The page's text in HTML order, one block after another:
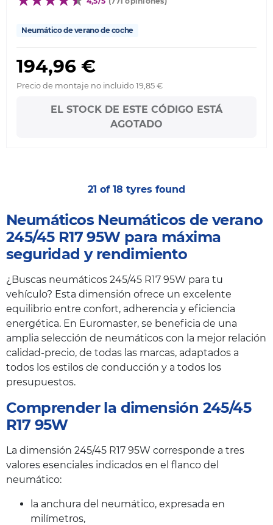
Neumático de verano de coche
194,96 €
Precio de montaje no incluido 19,85 €
EL STOCK DE ESTE CÓDIGO ESTÁ
AGOTADO
21 of 18 tyres found
Neumáticos Neumáticos de verano
245/45 R17 95W para máxima
seguridad y rendimiento
¿Buscas neumáticos 245/45 R17 95W para tu
vehículo? Esta dimensión ofrece un excelente
equilibrio entre confort, adherencia y eficiencia
energética. En Euromaster, se beneficia de una
amplia selección de neumáticos con la mejor relación
calidad-precio, de todas las marcas, adaptados a
todos los estilos de conducción y a todos los
presupuestos.
Comprender la dimensión 245/45
R17 95W
La dimensión 245/45 R17 95W corresponde a tres
valores esenciales indicados en el flanco del
neumático:
la anchura del neumático, expresada en
milímetros,